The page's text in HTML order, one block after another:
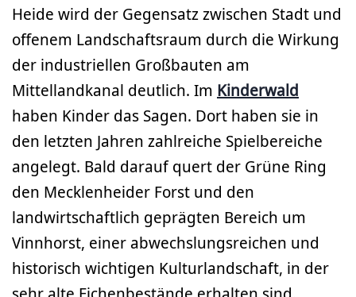
Heide wird der Gegensatz zwischen Stadt und
offenem Landschaftsraum durch die Wirkung
der industriellen Großbauten am
Mittellandkanal deutlich. Im Kinderwald
haben Kinder das Sagen. Dort haben sie in
den letzten Jahren zahlreiche Spielbereiche
angelegt. Bald darauf quert der Grüne Ring
den Mecklenheider Forst und den
landwirtschaftlich geprägten Bereich um
Vinnhorst, einer abwechslungsreichen und
historisch wichtigen Kulturlandschaft, in der